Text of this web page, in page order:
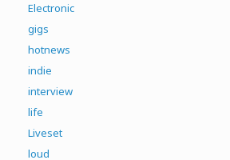
Electronic
gigs
hotnews
indie
interview
life
Liveset
loud